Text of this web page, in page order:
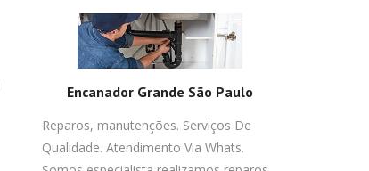
Encanador Grande São Paulo
Reparos, manutenções. Serviços De
Qualidade. Atendimento Via Whats.